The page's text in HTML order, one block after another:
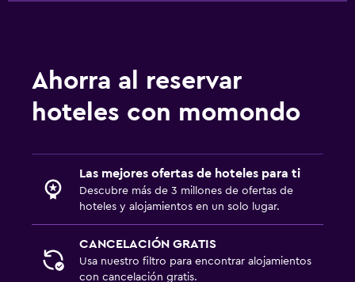
Ahorra al reservar
hoteles con momondo
Las mejores ofertas de hoteles para ti
Descubre más de 3 millones de ofertas de
hoteles y alojamientos en un solo lugar.
CANCELACIÓN GRATIS
Usa nuestro filtro para encontrar alojamientos
con cancelación gratis.